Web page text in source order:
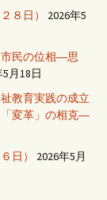
８日）
2026年5
民の位相―思
5月18日
教育実践の成立
変革」の相克―
日）
2026年5月